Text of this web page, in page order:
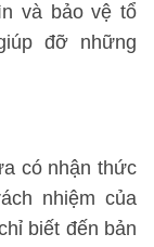
và bảo vệ tổ
đỡ những
có nhận thức
nhiệm của
biết đến bản